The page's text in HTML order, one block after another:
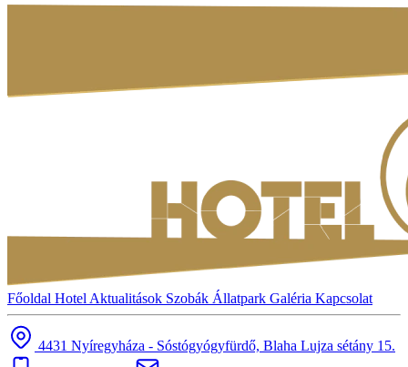
Főoldal Hotel Aktualitások Szobák Állatpark Galéria Kapcsolat
4431 Nyíregyháza - Sóstógyógyfürdő, Blaha Lujza sétány 15.